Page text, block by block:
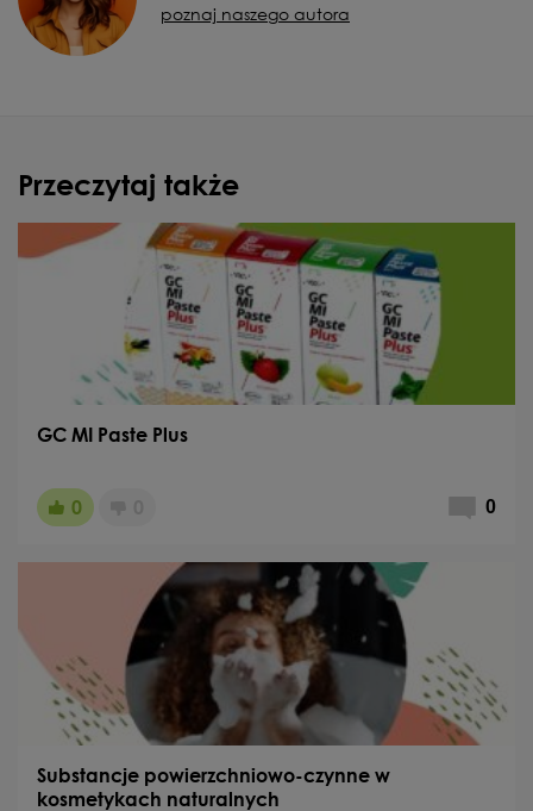
poznaj naszego autora
Przeczytaj także
GC MI Paste Plus
0 0
Substancje powierzchniowo-czynne w
kosmetykach naturalnych